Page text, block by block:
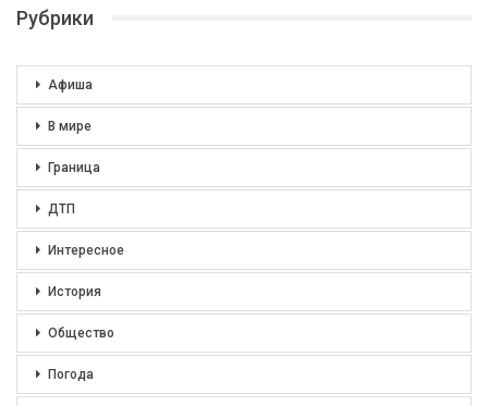
Рубрики
Афиша
В мире
Граница
ДТП
Интересное
История
Общество
Погода